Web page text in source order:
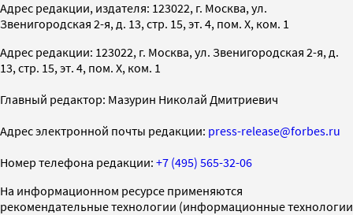
Адрес редакции, издателя: 123022, г. Москва, ул.
Звенигородская 2-я, д. 13, стр. 15, эт. 4, пом. X, ком. 1
Адрес редакции: 123022, г. Москва, ул. Звенигородская 2-я, д.
13, стр. 15, эт. 4, пом. X, ком. 1
Главный редактор: Мазурин Николай Дмитриевич
Адрес электронной почты редакции: press-release@forbes.ru
Номер телефона редакции: +7 (495) 565-32-06
На информационном ресурсе применяются
рекомендательные технологии (информационные технологии